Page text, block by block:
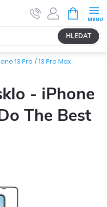
HLEDAT
NÁKUPNÍ
KOŠÍK
13 Pro / 13 Pro Max
- iPhone
The Best